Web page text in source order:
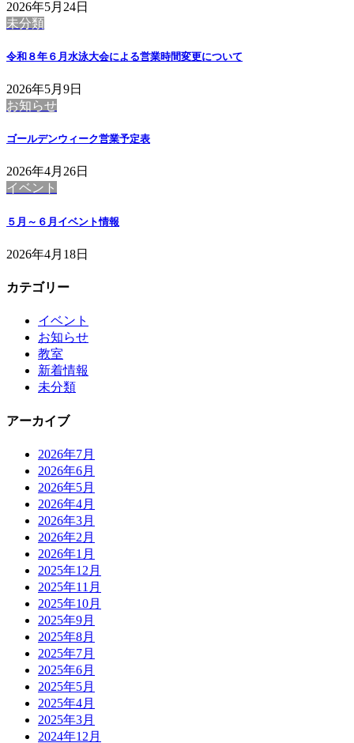
2026年5月24日
未分類
令和８年６月水泳大会による営業時間変更について
2026年5月9日
お知らせ
ゴールデンウィーク営業予定表
2026年4月26日
イベント
５月～６月イベント情報
2026年4月18日
カテゴリー
イベント
お知らせ
教室
新着情報
未分類
アーカイブ
2026年7月
2026年6月
2026年5月
2026年4月
2026年3月
2026年2月
2026年1月
2025年12月
2025年11月
2025年10月
2025年9月
2025年8月
2025年7月
2025年6月
2025年5月
2025年4月
2025年3月
2024年12月